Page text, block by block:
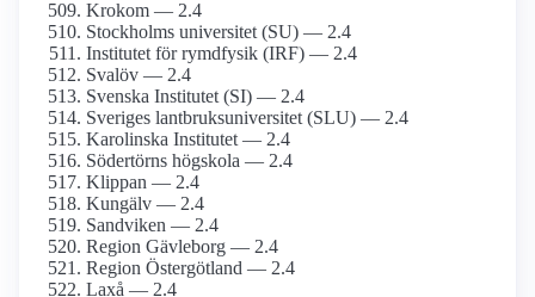
Krokom — 2.4
Stockholms universitet (SU) — 2.4
Institutet för rymdfysik (IRF) — 2.4
Svalöv — 2.4
Svenska Institutet (SI) — 2.4
Sveriges lantbruksuniversitet (SLU) — 2.4
Karolinska Institutet — 2.4
Södertörns högskola — 2.4
Klippan — 2.4
Kungälv — 2.4
Sandviken — 2.4
Region Gävleborg — 2.4
Region Östergötland — 2.4
Laxå — 2.4